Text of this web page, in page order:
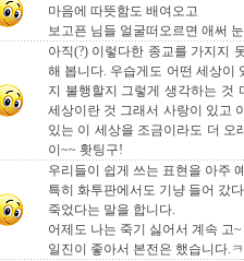
마음에 따뜻함도 배여오고
보고픈 님들 얼굴떠오르면 애써
아직(?) 이렇다한 종교를 가지지
해 봅니다. 우습게도 어떤 세상이
지 불행할지 그렇게 생각하는 것
세상이란 것 그래서 사랑이 있고
있는 이 세상을 조금이라도 더 오
이~~ 홧팅구!
우리들이 쉽게 쓰는 표현을 아주
특히 화투판에서도 기냥 들어 갔
죽었다는 말을 합니다.
어제도 나는 죽기 싫어서 계속 고
일진이 좋아서 본전은 했습니다.